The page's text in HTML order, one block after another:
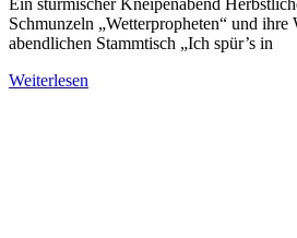
Ein stürmischer Kneipenabend
Schmunzeln „Wetterpropheten“ und ihre
abendlichen Stammtisch „Ich spür’s in
Weiterlesen